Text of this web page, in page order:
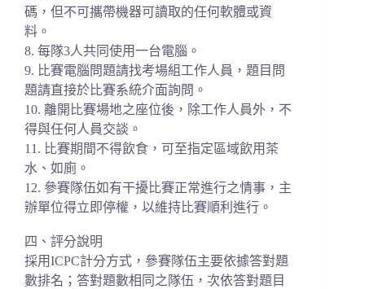
碼， 但不可攜帶機器可讀取的任何軟體或資
料。
8. 每隊3人共同使用一台電腦。
9. 比賽電腦問題請找考場組工作人員， 題目問
題請直接於比賽系統介面詢問。
10. 離開比賽場地之座位後，除工作人員外，不
得與任何人員交談。
11. 比賽期間不得飲食，可至指定區域飲用茶
水、如廁。
12. 參賽隊伍如有干擾比賽正常進行之情事，主
辦單位得立即停權， 以維持比賽順利進行。
四、評分說明
採用ICPC計分方式，參賽隊伍主要依據答對題
數排名； 答對題數相同之隊伍，次依答對題目